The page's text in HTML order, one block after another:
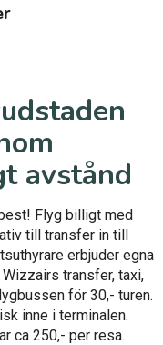
avstånd
Flyg billigt med
till transfer in till
erbjuder egna
transfer, taxi,
för 30,- turen.
inne i terminalen.
ca 250,- per resa.